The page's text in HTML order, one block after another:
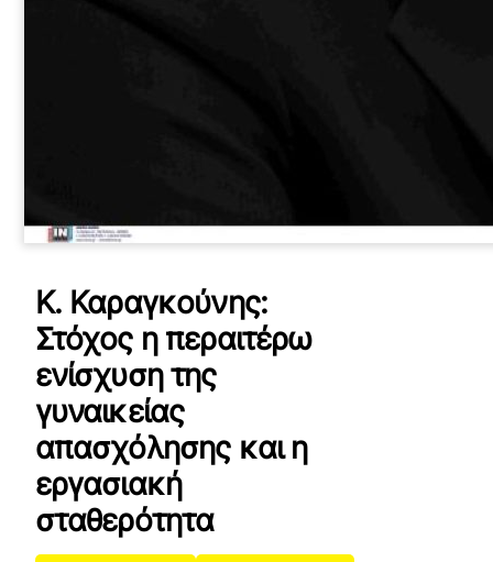
Κ. Καραγκούνης:
Στόχος η περαιτέρω
ενίσχυση της
γυναικείας
απασχόλησης και η
εργασιακή
σταθερότητα